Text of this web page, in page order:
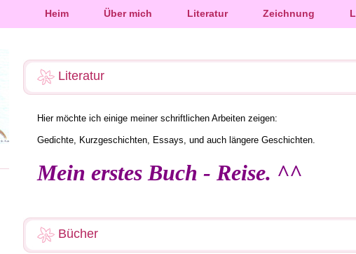
Heim Über mich Literatur Zeichnung
Literatur
Hier möchte ich einige meiner schriftlichen Arbeiten zeigen:
Gedichte, Kurzgeschichten, Essays, und auch längere Geschichten.
Mein erstes Buch - Reise. ^^
Bücher